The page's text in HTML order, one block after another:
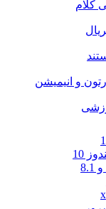
کلام
و انیمیشن
10